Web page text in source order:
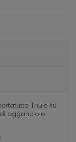
Thule su
aggancio o